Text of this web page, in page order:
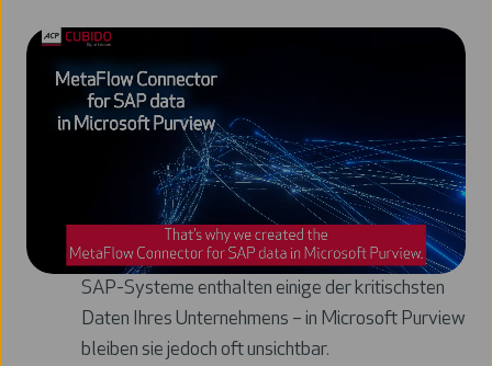
SAP-Systeme enthalten einige der kritischsten
Daten Ihres Unternehmens – in Microsoft Purview
bleiben sie jedoch oft unsichtbar.